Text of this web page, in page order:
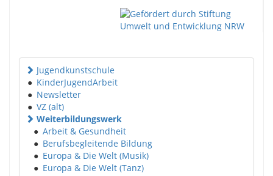
Jugendkunstschule
● KinderJugendArbeit
● Newsletter
● VZ (alt)
Weiterbildungswerk
● Arbeit & Gesundheit
● Berufsbegleitende Bildung
● Europa & Die Welt (Musik)
● Europa & Die Welt (Tanz)